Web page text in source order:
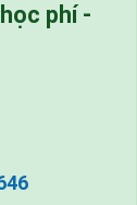
phí -